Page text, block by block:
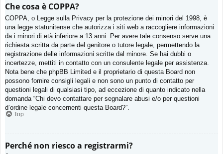
Che cosa è COPPA?
COPPA, o Legge sulla Privacy per la protezione dei minori del 1998, è
una legge statunitense che autorizza i siti web a raccogliere informazioni
da i minori di età inferiore a 13 anni. Per avere tale consenso serve una
richiesta scritta da parte del genitore o tutore legale, permettendo la
registrazione delle informazioni scritte dal minore. Se hai dubbi o
incertezze, mettiti in contatto con un consulente legale per assistenza.
Nota bene che phpBB Limited e il proprietario di questa Board non
possono fornire consigli legali e non sono un punto di contatto per
questioni legali di qualsiasi tipo, ad eccezione di quanto indicato nella
domanda “Chi devo contattare per segnalare abusi e/o per questioni
d’ordine legale concernenti questa Board?”.
Top
Perché non riesco a registrarmi?